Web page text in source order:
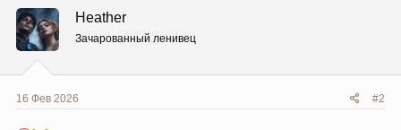
ц
и
и
:
Heather
Зачарованный ленивец
16 Фев 2026 #2